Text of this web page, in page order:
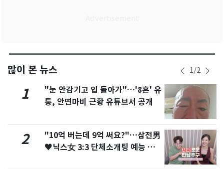
많이 본 뉴스 1/2
1
"눈 안감기고 입 돌아가"…'8혼' 유
퉁, 안면마비 근황 유튜브서 공개
2
"10억 버는데 9억 써요?"…삼전男
♥닉스女 3:3 단체소개팅 예능 화